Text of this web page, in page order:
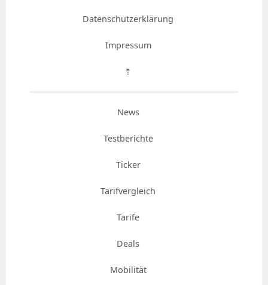
Datenschutzerklärung
Impressum
⇡
News
Testberichte
Ticker
Tarifvergleich
Tarife
Deals
Mobilität